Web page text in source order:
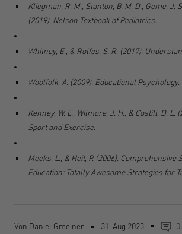
Von Daniel Gmeiner 31. Aug 2023
Kliegman, R. M., Stanton, B. M. D., Geme, J.
(2019). Nelson Textbook of Pediatrics.
Whitney, E., & Rolfes, S. R. (2017).
Woolfolk, A. (2009). Educational Psychology.
Kenney, W. L., Wilmore, J. H., & Costill, D. L.
Sport and Exercise.
Meeks, L., & Heit, P. (2006). Comprehensive
Education: Totally Awesome Strategies for